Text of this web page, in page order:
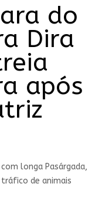
do
Dira
após
longa Pasárgada,
de animais